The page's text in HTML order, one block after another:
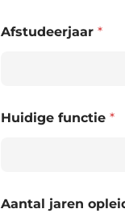
Afstudeerjaar *
Huidige functie *
Aantal jaren